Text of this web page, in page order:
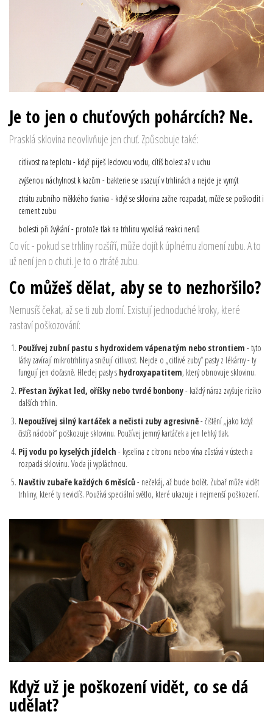
Je to jen o chuťových pohárcích? Ne.
Prasklá sklovina neovlivňuje jen chuť. Způsobuje také:
citlivost na teplotu - když piješ ledovou vodu, cítíš bolest až v uchu
zvýšenou náchylnost k kazům - bakterie se usazují v trhlinách a nejde je vymýt
ztrátu zubního měkkého tkaniva - když se sklovina začne rozpadat, může se poškodit i
cement zubu
bolesti při žvýkání - protože tlak na trhlinu vyvolává reakci nervů
Co víc - pokud se trhliny rozšíří, může dojít k úplnému zlomení zubu. A to
už není jen o chuti. Je to o ztrátě zubu.
Co můžeš dělat, aby se to nezhoršilo?
Nemusíš čekat, až se ti zub zlomí. Existují jednoduché kroky, které
zastaví poškozování:
Používej zubní pastu s hydroxidem vápenatým nebo strontiem - tyto
látky zavírají mikrotrhliny a snižují citlivost. Nejde o „citlivé zuby“ pasty z lékárny - ty
fungují jen dočasně. Hledej pasty s hydroxyapatitem, který obnovuje sklovinu.
Přestan žvýkat led, oříšky nebo tvrdé bonbony- každý náraz zvyšuje riziko
dalších trhlin.
Nepoužívej silný kartáček a nečisti zuby agresivně- čištění „jako když
čistíš nádobí“ poškozuje sklovinu. Používej jemný kartáček a jen lehký tlak.
Pij vodu po kyselých jídelch - kyselina z citronu nebo vína zůstává v ústech a
rozpadá sklovinu. Voda ji vypláchnou.
Navštiv zubaře každých 6 měsíců- nečekáj, až bude bolět. Zubař může vidět
trhliny, které ty nevidíš. Používá speciální světlo, které ukazuje i nejmenší poškození.
Když už je poškození vidět, co se dá
udělat?